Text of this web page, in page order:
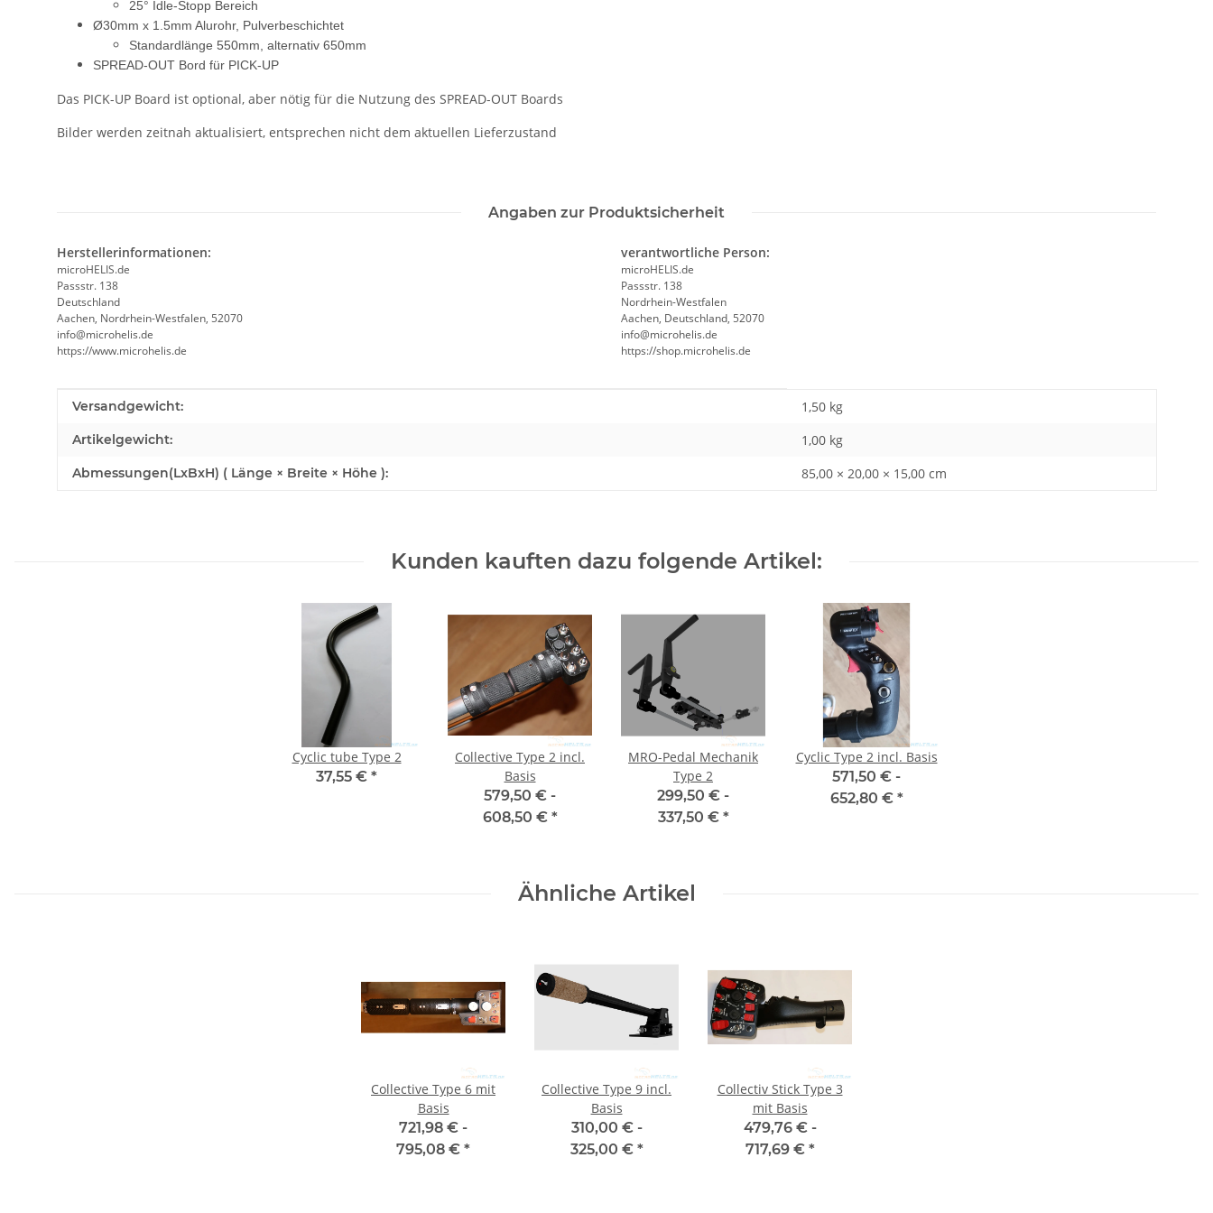
25° Idle-Stopp Bereich
Ø30mm x 1.5mm Alurohr, Pulverbeschichtet
Standardlänge 550mm, alternativ 650mm
SPREAD-OUT Bord für PICK-UP
Das PICK-UP Board ist optional, aber nötig für die Nutzung des SPREAD-OUT Boards
Bilder werden zeitnah aktualisiert, entsprechen nicht dem aktuellen Lieferzustand
Angaben zur Produktsicherheit
Herstellerinformationen:
microHELIS.de
Passstr. 138
Deutschland
Aachen, Nordrhein-Westfalen, 52070
info@microhelis.de
https://www.microhelis.de
verantwortliche Person:
microHELIS.de
Passstr. 138
Nordrhein-Westfalen
Aachen, Deutschland, 52070
info@microhelis.de
https://shop.microhelis.de
Produkteigenschaft
Wert
Versandgewicht: 1,50 kg
Artikelgewicht: 1,00 kg
Abmessungen(LxBxH) ( Länge × Breite × Höhe ): 85,00 × 20,00 × 15,00 cm
Kunden kauften dazu folgende Artikel:
Cyclic tube Type 2
37,55 € *
Collective Type 2 incl.
Basis
579,50 € -
608,50 € *
MRO-Pedal Mechanik
Type 2
299,50 € -
337,50 € *
Cyclic Type 2 incl. Basis
571,50 € -
652,80 € *
Ähnliche Artikel
Collective Type 6 mit
Basis
721,98 € -
795,08 € *
Collective Type 9 incl.
Basis
310,00 € -
325,00 € *
Collectiv Stick Type 3
mit Basis
479,76 € -
717,69 € *